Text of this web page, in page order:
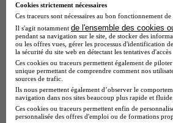
BTS Pi en alternance
BTS Sp3s en alternance
Master CCA en alternance
BTS Ndrc en alternance
BTS Sam en alternance
Cap Fleuriste en alternance
BTS Sio en alternance
MSc Marketing Digital en alternance
BTS Gpme en alternance
Cap Electricien en alternance
BTS Gpn en alternance
Cookies strictement nécessaires
Ces traceurs sont nécessaires au bon fonctionnement de
Il s'agit notamment de l'ensemble des cookies
pendant sa navigation sur le site, de stocker des
ou les offres vues, gérer les processus d'identification
la sécurité du site web en détectant les tentatives
Ces cookies ou traceurs permettent également de
unique permettant de comprendre comment nos
sources de trafic.
Ils nous permettent également d’observer le
navigation dans nos sites beaucoup plus rapide et fluide.
Ces cookies ou traceurs permettent enfin de
personnalisée des offres d'emploi ou de formations